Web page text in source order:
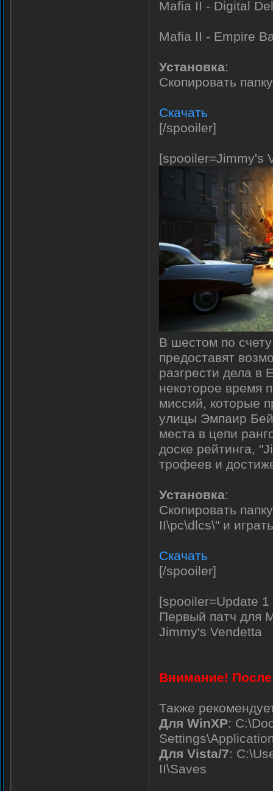
Mafia II - Digital
Mafia II - Empire
Установка:
Скопировать
Скачать
[/spooiler]
[spooiler=Jimmy's
В шестом по
предоставят
разгрести дела в
некоторое время
миссий, которые
улицы Эмпаир Бей
места в цепи
доске рейтинга,
трофеев и
Установка:
Скопировать
II\pc\dlcs\" и
Скачать
[/spooiler]
[spooiler=Update 1
Первый патч для
Jimmy's Vendetta
Внимание! После
Также
Для WinXP:
Для Vista/7:
II\Saves